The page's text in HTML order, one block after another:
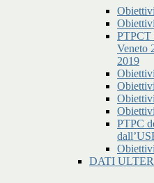
PTPCT
Veneto
2019
PTPC
DATI